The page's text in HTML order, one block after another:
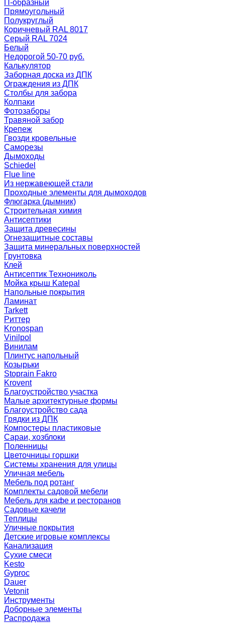
П-образный
Прямоугольный
Полукруглый
Коричневый RAL 8017
Серый RAL 7024
Белый
Недорогой 50-70 руб.
Калькулятор
Заборная доска из ДПК
Ограждения из ДПК
Столбы для забора
Колпаки
Фотозаборы
Травяной забор
Крепеж
Гвозди кровельные
Саморезы
Дымоходы
Schiedel
Flue line
Из нержавеющей стали
Проходные элементы для дымоходов
Флюгарка (дымник)
Строительная химия
Антисептики
Защита древесины
Огнезащитные составы
Защита минеральных поверхностей
Грунтовка
Клей
Антисептик Технониколь
Мойка крыш Katepal
Напольные покрытия
Ламинат
Tarkett
Риттер
Kronospan
Vinilpol
Винилам
Плинтус напольный
Козырьки
Stoprain Fakro
Krovent
Благоустройство участка
Малые архитектурные формы
Благоустройство сада
Грядки из ДПК
Компостеры пластиковые
Сараи, хозблоки
Поленницы
Цветочницы горшки
Системы хранения для улицы
Уличная мебель
Мебель под ротанг
Комплекты садовой мебели
Мебель для кафе и ресторанов
Садовые качели
Теплицы
Уличные покрытия
Детские игровые комплексы
Канализация
Сухие смеси
Kesto
Gyproc
Dauer
Vetonit
Инструменты
Доборные элементы
Распродажа